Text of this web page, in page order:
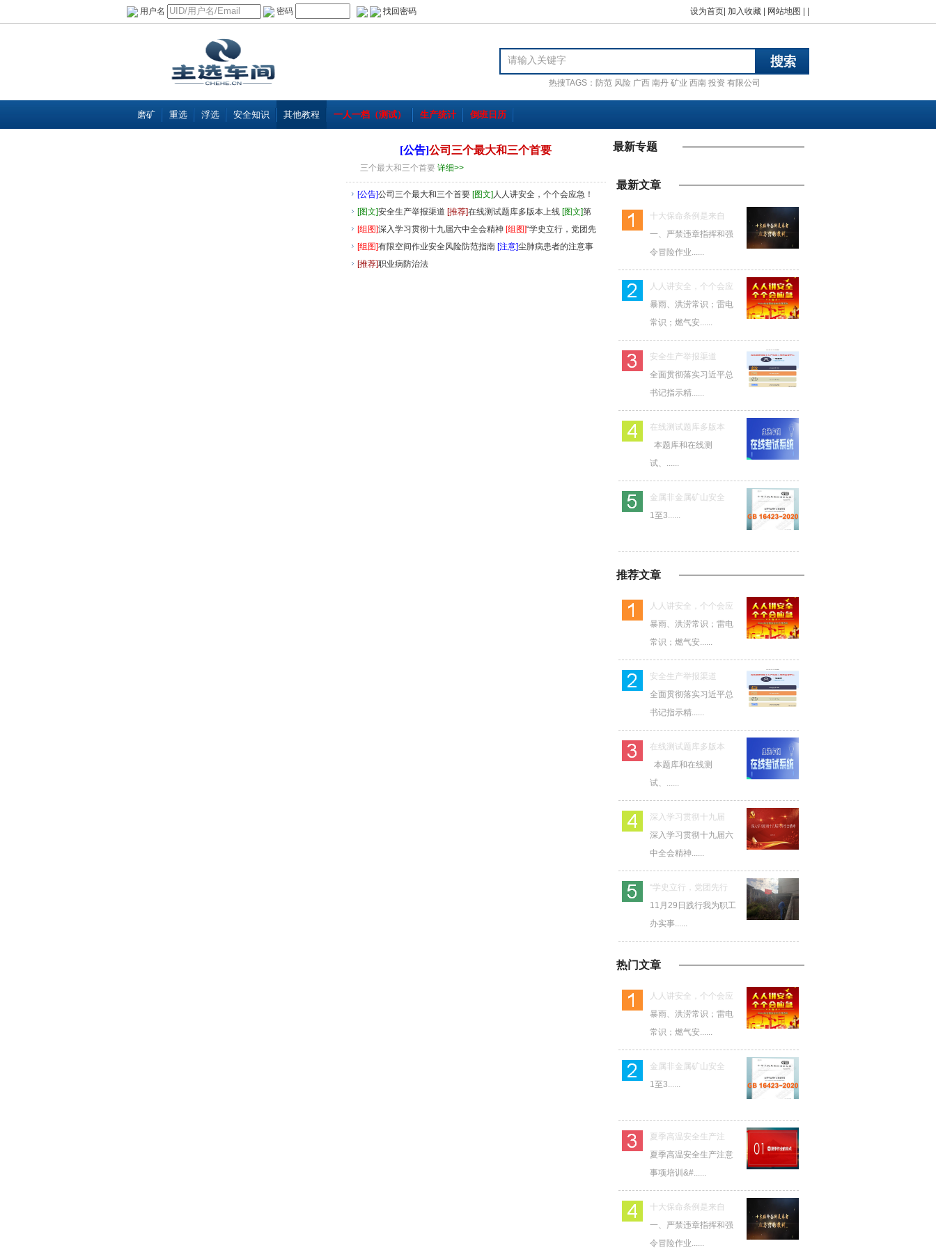
用户名 密码 找回密码 设为首页 加入收藏 网站地图
热搜TAGS： 防范 风险 广西 南丹 矿业 西南 投资 有限公司
磨矿 重选 浮选 安全知识 其他教程 一人一档（测试） 生产统计 倒班日历
[公告]公司三个最大和三个首要
三个最大和三个首要 详细>>
[公告]公司三个最大和三个首要 [图文] 人人讲安全，个个会应急！
应急安全知识
[图文]安全生产举报渠道 [推荐]在线测试题库多版本上线 [图文]第
20个全国《职业
[组图]深入学习贯彻十九届六中全会精神 [组图]“学史立行，党团先
行”志愿
[组图]有限空间作业安全风险防范指南 [注意]尘肺病患者的注意事
项 [推荐]安全生
[推荐]职业病防治法
最新专题
最新文章
十大保命条例是来自
一、严禁违章指挥和强
令冒险作业......
人人讲安全，个个会应
暴雨、洪涝常识；雷电
常识；燃气安......
安全生产举报渠道
全面贯彻落实习近平总
书记指示精......
在线测试题库多版本
本题库和在线测
试、......
金属非金属矿山安全
1至3......
推荐文章
人人讲安全，个个会应
暴雨、洪涝常识；雷电
常识；燃气安......
安全生产举报渠道
全面贯彻落实习近平总
书记指示精......
在线测试题库多版本
本题库和在线测
试、......
深入学习贯彻十九届
深入学习贯彻十九届六
中全会精神......
“学史立行，党团先行
11月29日践行我为职工
办实事......
热门文章
人人讲安全，个个会应
暴雨、洪涝常识；雷电
常识；燃气安......
金属非金属矿山安全
1至3......
夏季高温安全生产注
夏季高温安全生产注意
事项培训&#......
十大保命条例是来自
一、严禁违章指挥和强
令冒险作业......